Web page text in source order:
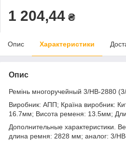
1 204,44 ₴
Опис Характеристики
Опис
Ремінь многоручейный 3/НВ-2880
Виробник: АПП; Країна виробник:
16.7мм; Висота ременя: 13.5мм;
Дополнительные характеристики.
длина ремня: 2828 мм; аналог: 3/